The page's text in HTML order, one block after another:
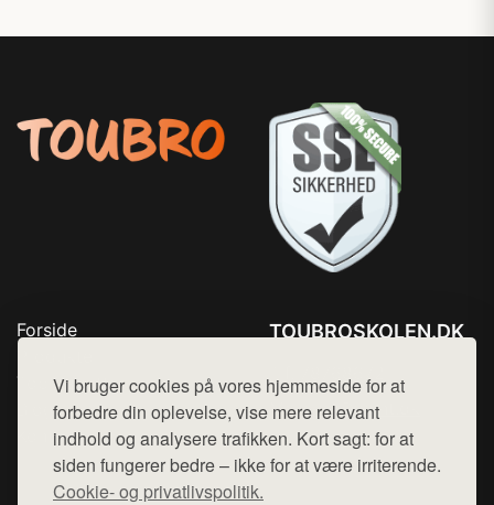
Vi bruger cookies på vores hjemmeside for at
forbedre din oplevelse, vise mere relevant
indhold og analysere trafikken. Kort sagt: for at
siden fungerer bedre – ikke for at være irriterende.
Cookie- og privatlivspolitik.
Forside
Top Rabatter
Blog
Kontakt
TOUBROSKOLEN.DK
Mail: hej@want.dk
Cookie- og privatlivspolitik